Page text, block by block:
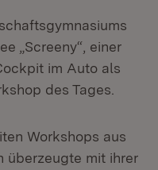
„Screeny“, einer
im Auto als
des Tages.
Workshops aus
überzeugte mit ihrer